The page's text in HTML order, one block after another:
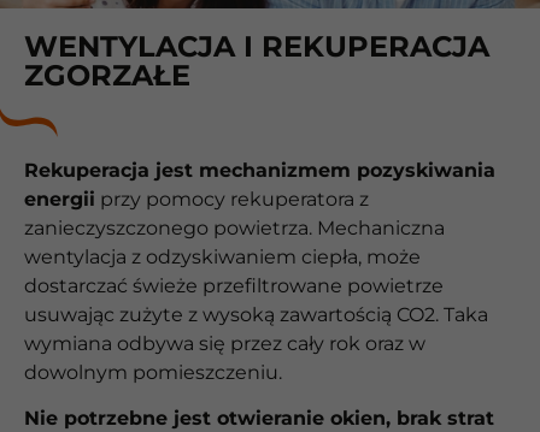
WENTYLACJA I REKUPERACJA
ZGORZAŁE
Rekuperacja jest mechanizmem pozyskiwania
energii przy pomocy rekuperatora z
zanieczyszczonego powietrza. Mechaniczna
wentylacja z odzyskiwaniem ciepła, może
dostarczać świeże przefiltrowane powietrze
usuwając zużyte z wysoką zawartością CO2. Taka
wymiana odbywa się przez cały rok oraz w
dowolnym pomieszczeniu.
Nie potrzebne jest otwieranie okien, brak strat